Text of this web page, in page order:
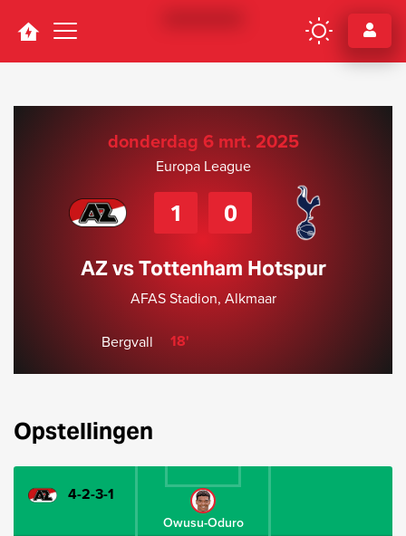
Navigation
donderdag 6 mrt. 2025
Europa League
1 0
AZ vs Tottenham Hotspur
AFAS Stadion, Alkmaar
Bergvall 18'
Opstellingen
4-2-3-1
Owusu-Oduro